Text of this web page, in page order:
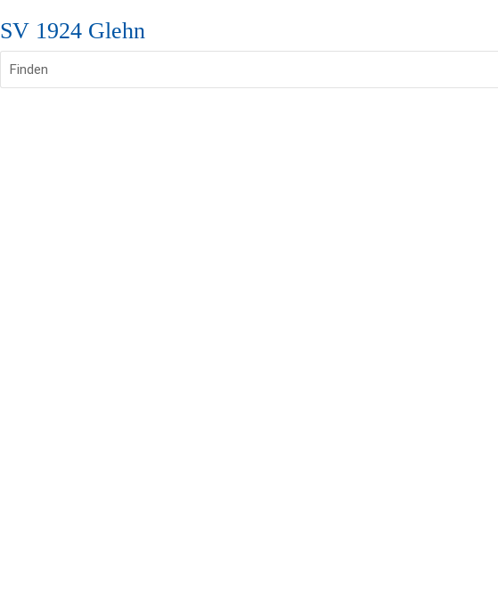
SV 1924 Glehn
Finden